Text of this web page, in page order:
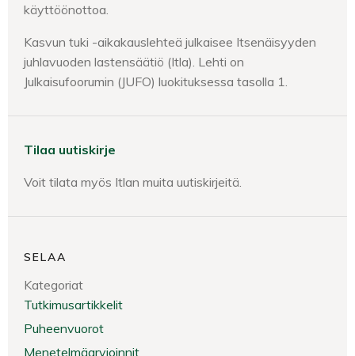
käyttöönottoa.
Kasvun tuki -aikakauslehteä julkaisee Itsenäisyyden
juhlavuoden lastensäätiö (Itla). Lehti on
Julkaisufoorumin (JUFO) luokituksessa tasolla 1.
Tilaa uutiskirje
Voit tilata myös Itlan muita uutiskirjeitä.
SELAA
Kategoriat
Tutkimusartikkelit
Puheenvuorot
Menetelmäarvioinnit